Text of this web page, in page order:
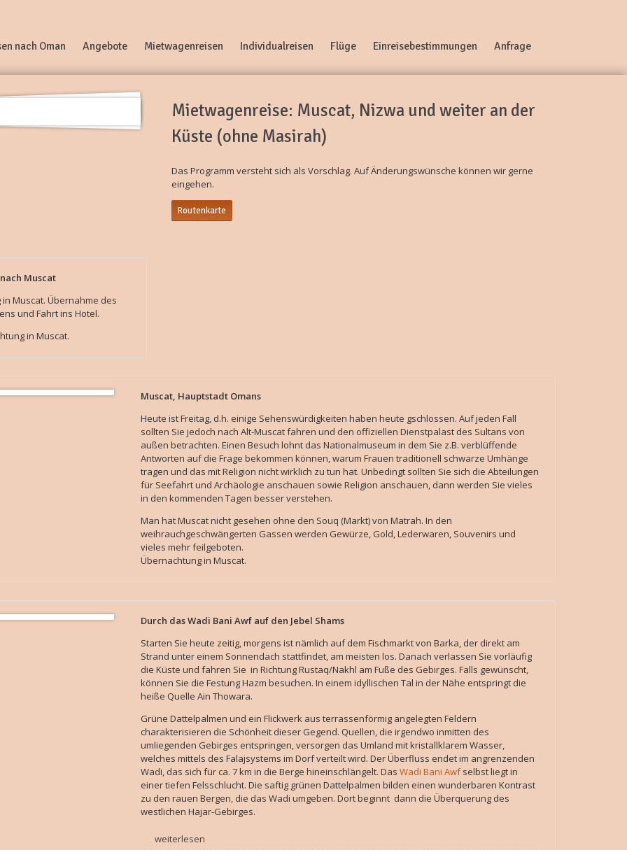
nach Oman Angebote Mietwagenreisen Individualreisen Flüge Einreisebestimmungen Anfrage
Mietwagenreise: Muscat, Nizwa und weiter an der
Küste (ohne Masirah)
Das Programm versteht sich als Vorschlag. Auf Änderungswünsche können wir gerne
eingehen.
Routenkarte
Muscat
in Muscat. Übernahme des
und Fahrt ins Hotel.
in Muscat.
Muscat, Hauptstadt Omans
Heute ist Freitag, d.h. einige Sehenswürdigkeiten haben heute gschlossen. Auf jeden Fall
sollten Sie jedoch nach Alt-Muscat fahren und den offiziellen Dienstpalast des Sultans von
außen betrachten. Einen Besuch lohnt das Nationalmuseum in dem Sie z.B. verblüffende
Antworten auf die Frage bekommen können, warum Frauen traditionell schwarze Umhänge
tragen und das mit Religion nicht wirklich zu tun hat. Unbedingt sollten Sie sich die Abteilungen
für Seefahrt und Archäologie anschauen sowie Religion anschauen, dann werden Sie vieles
in den kommenden Tagen besser verstehen.
Man hat Muscat nicht gesehen ohne den Souq (Markt) von Matrah. In den
weihrauchgeschwängerten Gassen werden Gewürze, Gold, Lederwaren, Souvenirs und
vieles mehr feilgeboten.
Übernachtung in Muscat.
Durch das Wadi Bani Awf auf den Jebel Shams
Starten Sie heute zeitig, morgens ist nämlich auf dem Fischmarkt von Barka, der direkt am
Strand unter einem Sonnendach stattfindet, am meisten los. Danach verlassen Sie vorläufig
die Küste und fahren Sie in Richtung Rustaq/Nakhl am Fuße des Gebirges. Falls gewünscht,
können Sie die Festung Hazm besuchen. In einem idyllischen Tal in der Nähe entspringt die
heiße Quelle Ain Thowara.
Grüne Dattelpalmen und ein Flickwerk aus terrassenförmig angelegten Feldern
charakterisieren die Schönheit dieser Gegend. Quellen, die irgendwo inmitten des
umliegenden Gebirges entspringen, versorgen das Umland mit kristallklarem Wasser,
welches mittels des Falajsystems im Dorf verteilt wird. Der Überfluss endet im angrenzenden
Wadi, das sich für ca. 7 km in die Berge hineinschlängelt. Das Wadi Bani Awfselbst liegt in
einer tiefen Felsschlucht. Die saftig grünen Dattelpalmen bilden einen wunderbaren Kontrast
zu den rauen Bergen, die das Wadi umgeben. Dort beginnt dann die Überquerung des
westlichen Hajar-Gebirges.
weiterlesen